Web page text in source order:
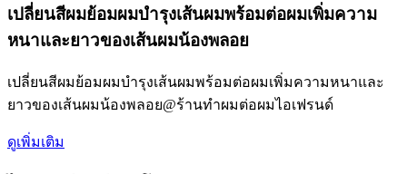
เปลี่ยนสีผมย้อมผมบำรุงเส้นผมพร้อมต่อผมเพิ่มความ
หนาและยาวของเส้นผมน้องพลอย
เปลี่ยนสีผมย้อมผมบำรุงเส้นผมพร้อมต่อผมเพิ่มความหนาและ
ยาวของเส้นผมน้องพลอย@ร้านทำผมต่อผมไอเฟรนด์
ดูเพิ่มเติม